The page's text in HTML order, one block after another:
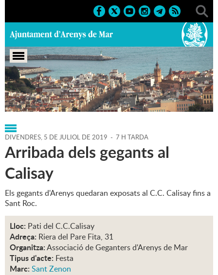
Portada > Regidories > Cultura > Agenda > 05-07-2019
DIVENDRES, 5 DE JULIOL DE 2019 - 7 H TARDA
Arribada dels gegants al
Calisay
Els gegants d'Arenys quedaran exposats al C.C. Calisay fins a
Sant Roc.
Lloc: Pati del C.C.Calisay
Adreça: Riera del Pare Fita, 31
Organitza:Associació de Geganters d'Arenys de Mar
Tipus d'acte: Festa
Marc: Sant Zenon